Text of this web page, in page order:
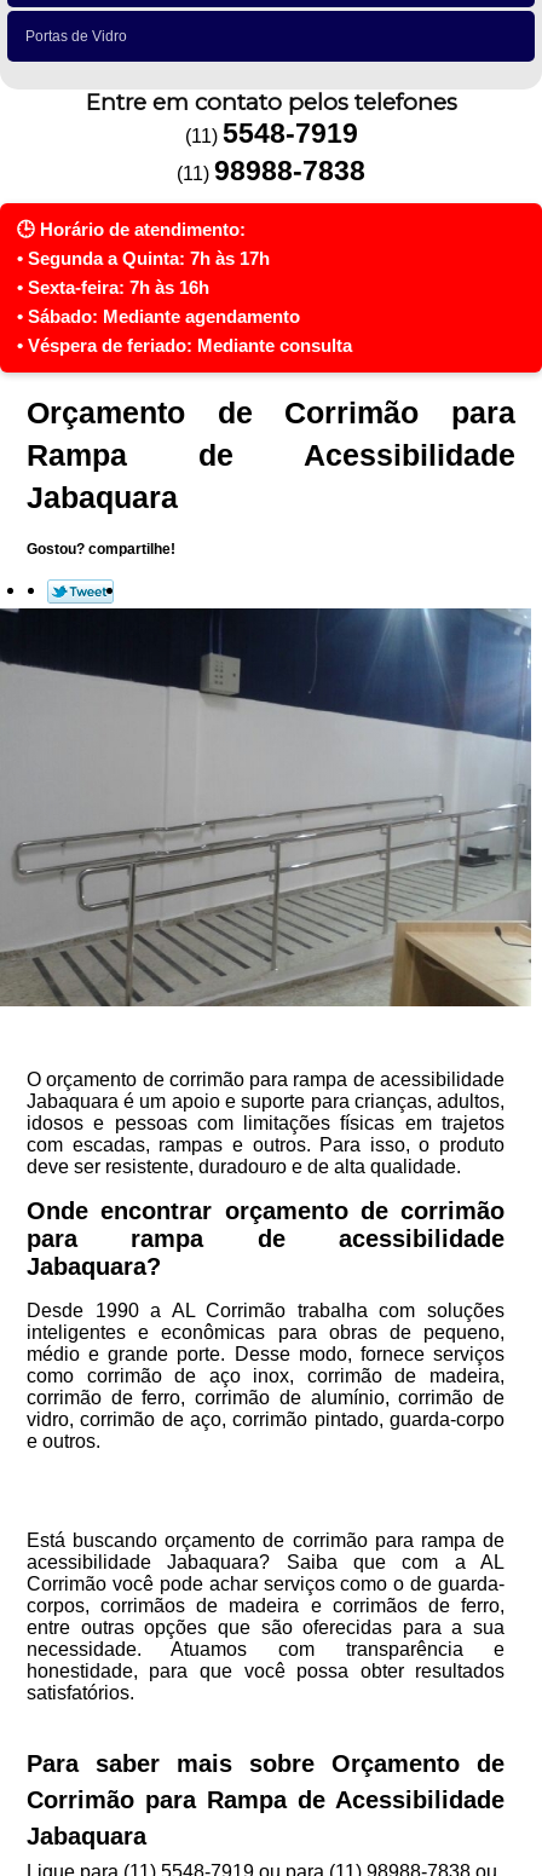
Portas de Vidro
Entre em contato pelos telefones
(11) 5548-7919
(11) 98988-7838
Orçamento de Corrimão para
Rampa de Acessibilidade
Jabaquara
Gostou? compartilhe!
O orçamento de corrimão para rampa de acessibilidade
Jabaquara é um apoio e suporte para crianças, adultos,
idosos e pessoas com limitações físicas em trajetos
com escadas, rampas e outros. Para isso, o produto
deve ser resistente, duradouro e de alta qualidade.
Onde encontrar orçamento de corrimão
para rampa de acessibilidade
Jabaquara?
Desde 1990 a AL Corrimão trabalha com soluções
inteligentes e econômicas para obras de pequeno,
médio e grande porte. Desse modo, fornece serviços
como corrimão de aço inox, corrimão de madeira,
corrimão de ferro, corrimão de alumínio, corrimão de
vidro, corrimão de aço, corrimão pintado, guarda-corpo
e outros.
Está buscando orçamento de corrimão para rampa de
acessibilidade Jabaquara? Saiba que com a AL
Corrimão você pode achar serviços como o de guarda-
corpos, corrimãos de madeira e corrimãos de ferro,
entre outras opções que são oferecidas para a sua
necessidade. Atuamos com transparência e
honestidade, para que você possa obter resultados
satisfatórios.
Para saber mais sobre Orçamento de
Corrimão para Rampa de Acessibilidade
Jabaquara
Ligue para (11) 5548-7919ou para (11) 98988-7838ou